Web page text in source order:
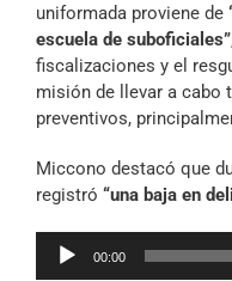
uniformada proviene de
escuela de suboficiales”
fiscalizaciones y el
misión de llevar a cabo
preventivos,
Miccono destacó que
registró “una baja en
Reproductor
00:00